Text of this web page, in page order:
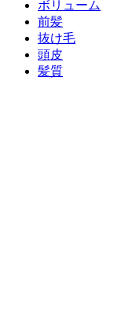
ボリューム
前髪
抜け毛
頭皮
髪質